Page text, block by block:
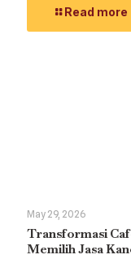
Read more
May 29, 2026
Transformasi
Memilih Jasa